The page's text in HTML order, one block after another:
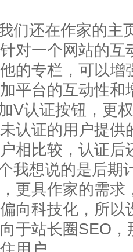
还在作家的主
对一个网站的
的专栏，可以
平台的互动性和
认证按钮，更权
认证的用户提
相比较，认证后
想说的是后期
更具作家的需
向科技化，所
于站长圈SEO